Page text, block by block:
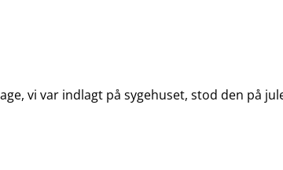
vi var indlagt på sygehuset, stod den på